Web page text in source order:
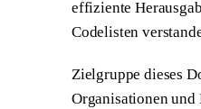
effiziente
Codelisten
Zielgruppe dieses
Organisationen und